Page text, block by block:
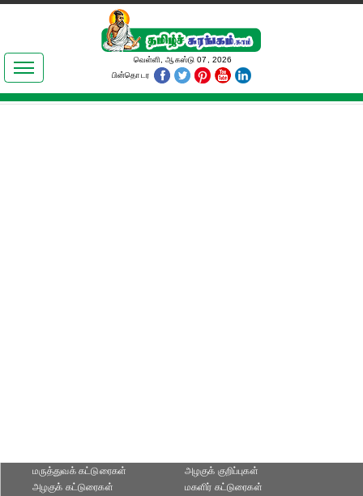
இலக்கியங்கள்
தமிழ் உலகம்
வெள்ளி, ஆகஸ்டு 07, 2026
பின்தொடர
மருத்துவக் கட்டுரைகள்
அழகுக் கட்டுரைகள்
அழகுக் குறிப்புகள்
மகளிர் கட்டுரைகள்